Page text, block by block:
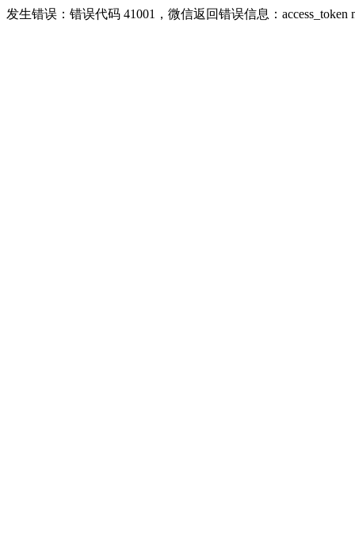
发生错误：错误代码 41001，微信返回错误信息：access_token